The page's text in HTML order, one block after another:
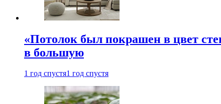
«Потолок был покрашен в цвет
в большую
1 год спустя1 год спустя